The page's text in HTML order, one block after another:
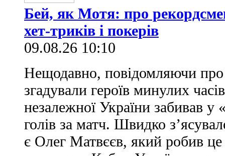
Бей, як Мотя: про
хет-триків і покерів
09.08.26 10:10
Нещодавно, повідомляючи про
згадували героїв минулих
незалежної України забивав
голів за матч. Швидко
є Олег Матвєєв, який робив